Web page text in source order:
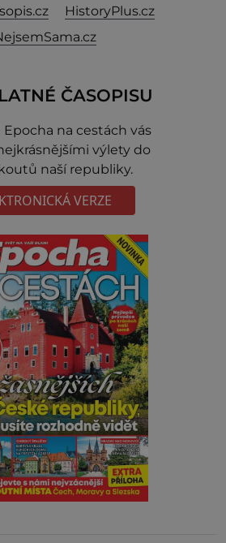
HistoryPlus.cz
ČASOPISU
Epocha na cestách vás
výlety do
naší republiky.
VERZE